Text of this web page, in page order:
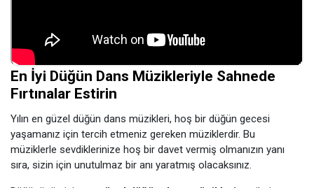
En İyi Düğün Dans Müzikleriyle Sahnede
Fırtınalar Estirin
Yılın en güzel düğün dans müzikleri, hoş bir düğün gecesi
yaşamanız için tercih etmeniz gereken müziklerdir. Bu
müziklerle sevdiklerinize hoş bir davet vermiş olmanızın yanı
sıra, sizin için unutulmaz bir anı yaratmış olacaksınız.